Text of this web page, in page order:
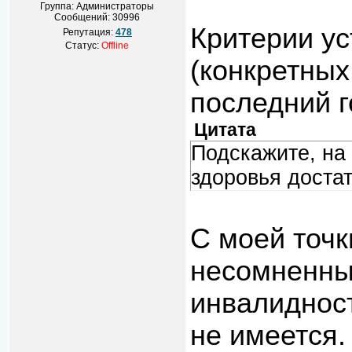
Группа: Администраторы
Сообщений:30996
Репутация: 478
Статус:Offline
Критерии
последний
Цитата
Подскажите,
здоровья
С моей
не имеется.